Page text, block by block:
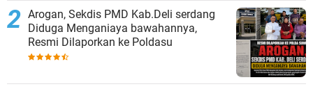
‎Arogan, Sekdis PMD Kab.Deli serdang
Diduga Menganiaya bawahannya,
Resmi Dilaporkan ke Poldasu